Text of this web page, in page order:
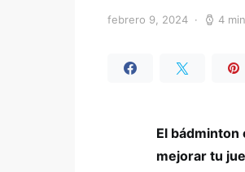
febrero 9, 2024 4
El
mejorar tu